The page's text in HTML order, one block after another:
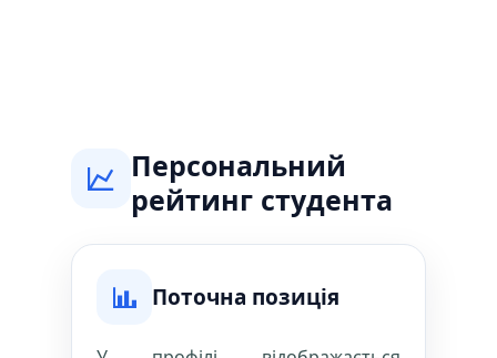
Персональний
рейтинг студента
Поточна позиція